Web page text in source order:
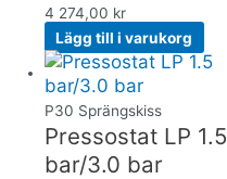
4 274,00 kr
Lägg till i varukorg
P30 Sprängskiss
Pressostat LP 1.5
bar/3.0 bar